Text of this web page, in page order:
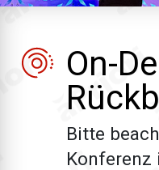
On-
Bitte
Konferenz